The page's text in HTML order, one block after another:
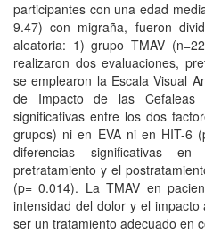
participantes con una edad
9.47) con migraña, fueron
aleatoria: 1) grupo TMAV
realizaron dos evaluaciones,
se emplearon la Escala Visual
de Impacto de las Cefaleas
significativas entre los dos
grupos) ni en EVA ni en HIT-6
diferencias significativas
pretratamiento y el
(p= 0.014). La TMAV en
intensidad del dolor y el
ser un tratamiento adecuado en